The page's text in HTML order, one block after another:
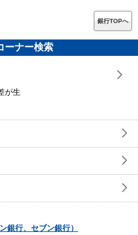
銀行TOPへ
ーナー検索
が生
銀行、セブン銀行）